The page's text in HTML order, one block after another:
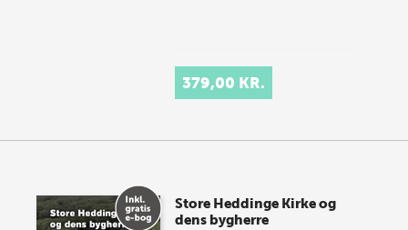
379,00 KR.
Store Heddinge Kirke og
dens bygherre